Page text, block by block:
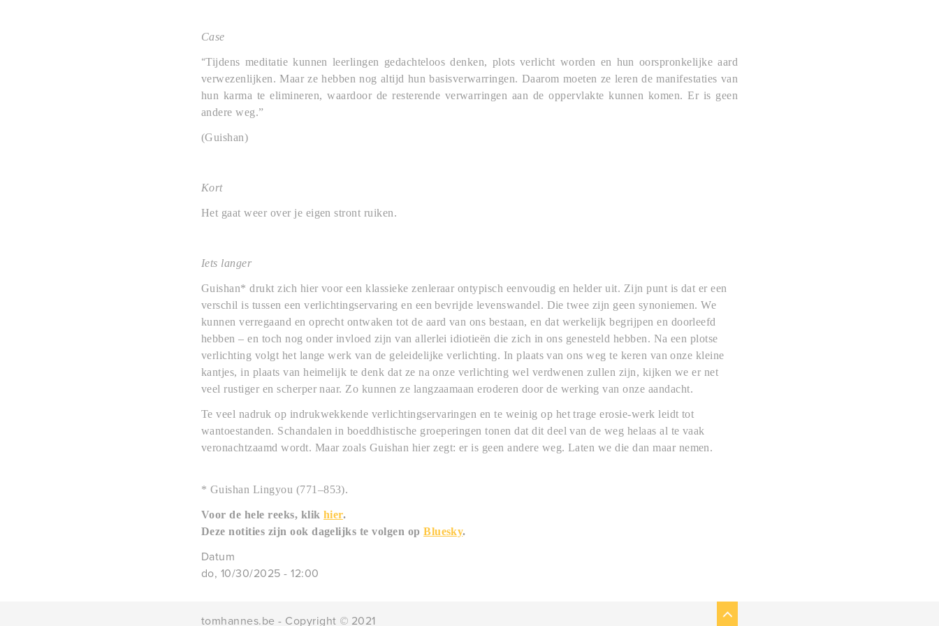
Case
“Tijdens meditatie kunnen leerlingen gedachteloos denken, plots verlicht worden en hun oorspronkelijke aard
verwezenlijken. Maar ze hebben nog altijd hun basisverwarringen. Daarom moeten ze leren de manifestaties van
hun karma te elimineren, waardoor de resterende verwarringen aan de oppervlakte kunnen komen. Er is geen
andere weg.”
(Guishan)
Kort
Het gaat weer over je eigen stront ruiken.
Iets langer
Guishan* drukt zich hier voor een klassieke zenleraar ontypisch eenvoudig en helder uit. Zijn punt is dat er een
verschil is tussen een verlichtingservaring en een bevrijde levenswandel. Die twee zijn geen synoniemen. We
kunnen verregaand en oprecht ontwaken tot de aard van ons bestaan, en dat werkelijk begrijpen en doorleefd
hebben – en toch nog onder invloed zijn van allerlei idiotieën die zich in ons genesteld hebben. Na een plotse
verlichting volgt het lange werk van de geleidelijke verlichting. In plaats van ons weg te keren van onze kleine
kantjes, in plaats van heimelijk te denk dat ze na onze verlichting wel verdwenen zullen zijn, kijken we er net
veel rustiger en scherper naar. Zo kunnen ze langzaamaan eroderen door de werking van onze aandacht.
Te veel nadruk op indrukwekkende verlichtingservaringen en te weinig op het trage erosie-werk leidt tot
wantoestanden. Schandalen in boeddhistische groeperingen tonen dat dit deel van de weg helaas al te vaak
veronachtzaamd wordt. Maar zoals Guishan hier zegt: er is geen andere weg. Laten we die dan maar nemen.
* Guishan Lingyou (771–853).
Voor de hele reeks, klik hier.
Deze notities zijn ook dagelijks te volgen opBluesky.
Datum
do, 10/30/2025 - 12:00
tomhannes.be - Copyright © 2021